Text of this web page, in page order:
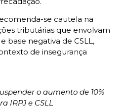
se cautela na
tributárias que envolvam
base negativa de CSLL,
de insegurança
o aumento de 10%
IRPJ e CSLL